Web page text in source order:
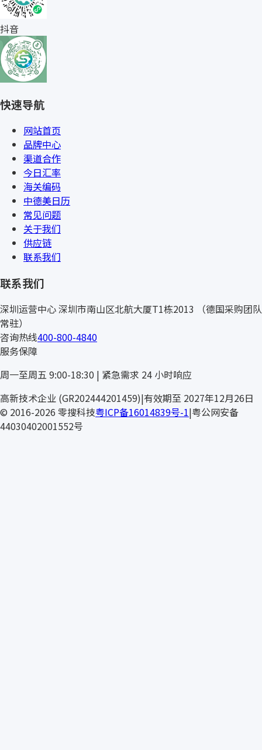
抖音
快速导航
网站首页
品牌中心
渠道合作
今日汇率
海关编码
中德美日历
常见问题
关于我们
供应链
联系我们
联系我们
深圳运营中心深圳市南山区北航大厦T1栋2013
（德国采购团队
常驻）
咨询热线400-800-4840
服务保障
周一至周五 9:00-18:30 | 紧急需求 24 小时响应
高新技术企业 (GR202444201459)|有效期至 2027年12月26日
© 2016-2026 零搜科技粤ICP备16014839号-1|粤公网安备
44030402001552号